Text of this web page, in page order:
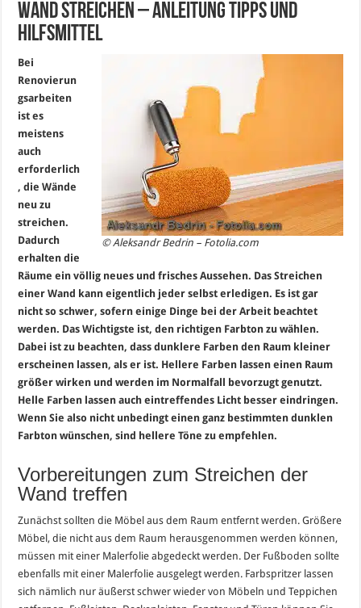
Wand streichen – Anleitung Tipps und
Hilfsmittel
© Aleksandr Bedrin – Fotolia.com
Bei
Renovierun
gsarbeiten
ist es
meistens
auch
erforderlich
, die Wände
neu zu
streichen.
Dadurch
erhalten die
Räume ein völlig neues und frisches Aussehen. Das Streichen
einer Wand kann eigentlich jeder selbst erledigen. Es ist gar
nicht so schwer, sofern einige Dinge bei der Arbeit beachtet
werden. Das Wichtigste ist, den richtigen Farbton zu wählen.
Dabei ist zu beachten, dass dunklere Farben den Raum kleiner
erscheinen lassen, als er ist. Hellere Farben lassen einen Raum
größer wirken und werden im Normalfall bevorzugt genutzt.
Helle Farben lassen auch eintreffendes Licht besser eindringen.
Wenn Sie also nicht unbedingt einen ganz bestimmten dunklen
Farbton wünschen, sind hellere Töne zu empfehlen.
Vorbereitungen zum Streichen der
Wand treffen
Zunächst sollten die Möbel aus dem Raum entfernt werden. Größere
Möbel, die nicht aus dem Raum herausgenommen werden können,
müssen mit einer Malerfolie abgedeckt werden. Der Fußboden sollte
ebenfalls mit einer Malerfolie ausgelegt werden. Farbspritzer lassen
sich nämlich nur äußerst schwer wieder von Möbeln und Teppichen